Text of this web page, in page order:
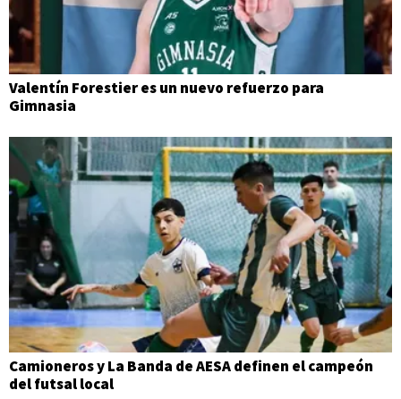
Valentín Forestier es un nuevo refuerzo para
Gimnasia
Camioneros y La Banda de AESA definen el campeón
del futsal local